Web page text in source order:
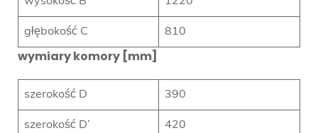
głębokość C 810
wymiary komory [mm]
szerokość D 390
szerokość D’ 420